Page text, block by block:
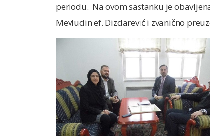
periodu. Na ovom sastanku je
Mevludin ef. Dizdarević i zvanično